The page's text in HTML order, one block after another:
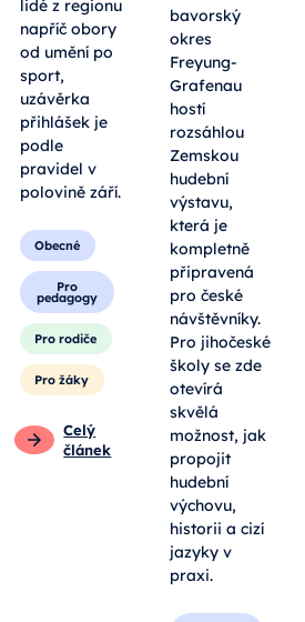
lidé z regionu
napříč obory
od umění po
sport,
uzávěrka
přihlášek je
podle
pravidel v
polovině září.
Obecné
Pro
pedagogy
Pro rodiče
Pro žáky
Celý
článek
bavorský
okres
Freyung-
Grafenau
hostí
rozsáhlou
Zemskou
hudební
výstavu,
která je
kompletně
připravená
pro české
návštěvníky.
Pro jihočeské
školy se zde
otevírá
skvělá
možnost, jak
propojit
hudební
výchovu,
historii a cizí
jazyky v
praxi.